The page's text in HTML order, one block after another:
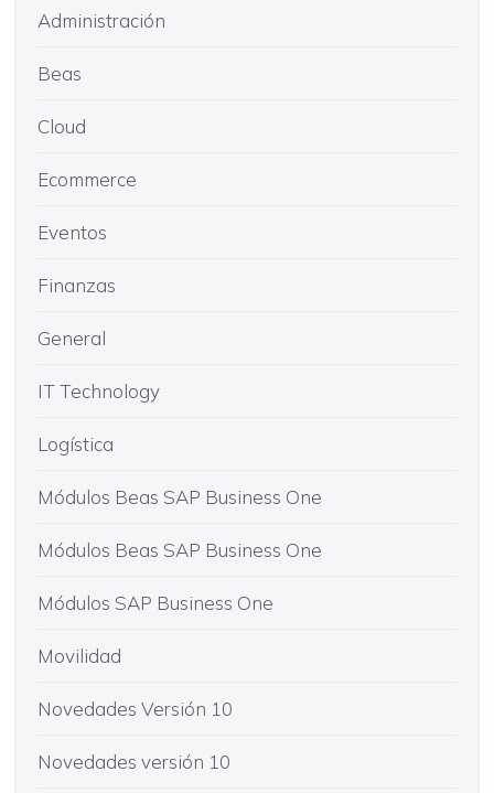
Administración
Beas
Cloud
Ecommerce
Eventos
Finanzas
General
IT Technology
Logística
Módulos Beas SAP Business One
Módulos Beas SAP Business One
Módulos SAP Business One
Movilidad
Novedades Versión 10
Novedades versión 10